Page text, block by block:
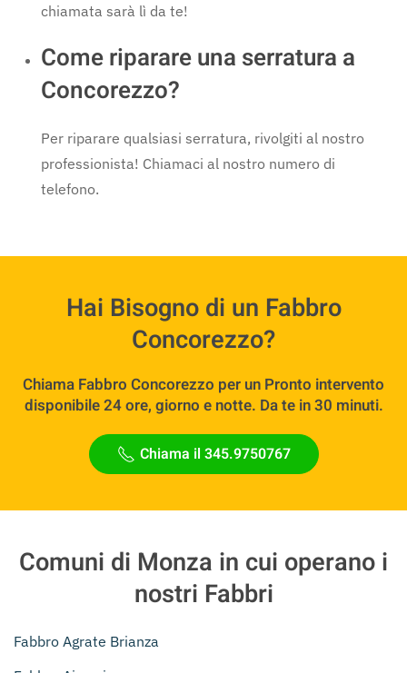
chiamata sarà lì da te!
Come riparare una serratura a
Concorezzo?
Per riparare qualsiasi serratura, rivolgiti al nostro
professionista! Chiamaci al nostro numero di
telefono.
Hai Bisogno di un Fabbro
Concorezzo?
Chiama Fabbro Concorezzo per un Pronto intervento
disponibile 24 ore, giorno e notte. Da te in 30 minuti.
Chiama il 345.9750767
Comuni di Monza in cui operano i
nostri Fabbri
Fabbro Agrate Brianza